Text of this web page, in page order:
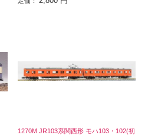
1270M JR103系関西形 モハ103・102(初